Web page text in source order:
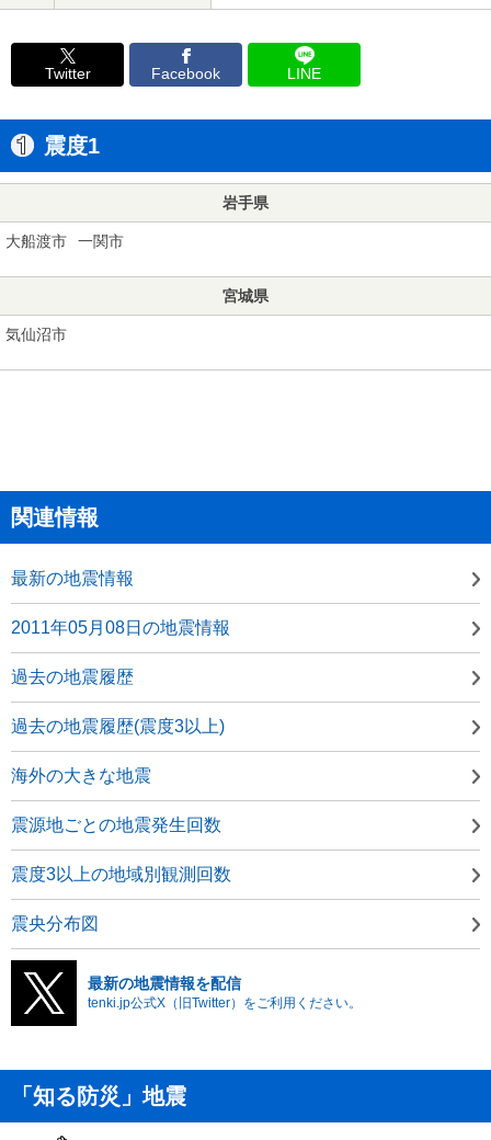
Twitter Facebook LINE
震度1
岩手県
大船渡市 一関市
宮城県
気仙沼市
関連情報
最新の地震情報
2011年05月08日の地震情報
過去の地震履歴
過去の地震履歴(震度3以上)
海外の大きな地震
震源地ごとの地震発生回数
震度3以上の地域別観測回数
震央分布図
最新の地震情報を配信
tenki.jp公式X（旧Twitter）をご利用ください。
「知る防災」地震